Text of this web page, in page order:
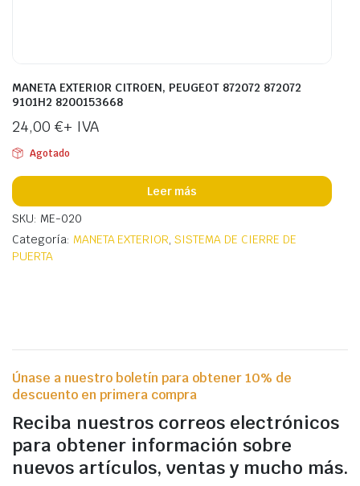
MANETA EXTERIOR CITROEN, PEUGEOT 872072 872072
9101H2 8200153668
24,00 €+ IVA
Agotado
Leer más
SKU: ME-020
Categoría: MANETA EXTERIOR,SISTEMA DE CIERRE DE
PUERTA
Únase a nuestro boletín para obtener 10% de
descuento en primera compra
Reciba nuestros correos electrónicos
para obtener información sobre
nuevos artículos, ventas y mucho más.